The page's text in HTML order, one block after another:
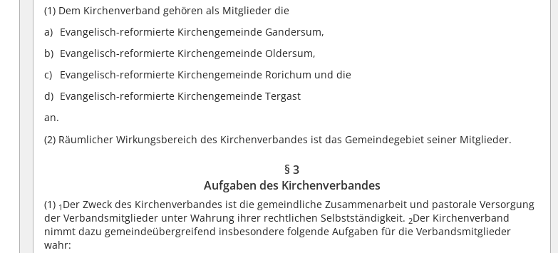
(1) Dem Kirchenverband gehören als Mitglieder die
Evangelisch-reformierte Kirchengemeinde Gandersum,
Evangelisch-reformierte Kirchengemeinde Oldersum,
Evangelisch-reformierte Kirchengemeinde Rorichum und die
Evangelisch-reformierte Kirchengemeinde Tergast
an.
(2) Räumlicher Wirkungsbereich des Kirchenverbandes ist das Gemeindegebiet seiner Mitglieder.
§ 3
Aufgaben des Kirchenverbandes
(1) 1 Der Zweck des Kirchenverbandes ist die gemeindliche Zusammenarbeit und pastorale Versorgung
der Verbandsmitglieder unter Wahrung ihrer rechtlichen Selbstständigkeit. 2Der Kirchenverband
nimmt dazu gemeindeübergreifend insbesondere folgende Aufgaben für die Verbandsmitglieder
wahr: